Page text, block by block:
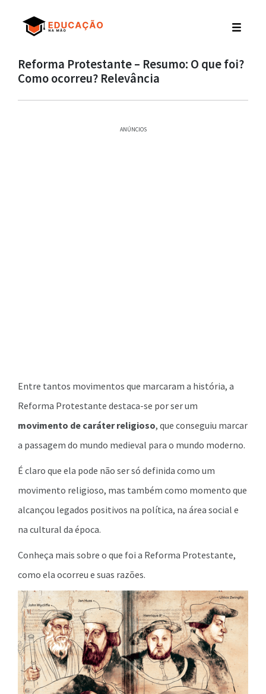
Reforma Protestante – Resumo: O que foi?
Como ocorreu? Relevância
ANÚNCIOS
Entre tantos movimentos que marcaram a história, a
Reforma Protestante destaca-se por ser um
movimento de caráter religioso, que conseguiu marcar
a passagem do mundo medieval para o mundo moderno.
É claro que ela pode não ser só definida como um
movimento religioso, mas também como momento que
alcançou legados positivos na política, na área social e
na cultural da época.
Conheça mais sobre o que foi a Reforma Protestante,
como ela ocorreu e suas razões.